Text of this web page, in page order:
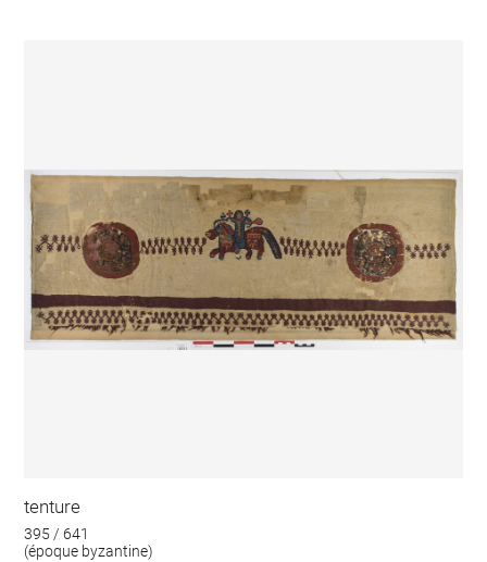
tenture
395 / 641
(époque byzantine)